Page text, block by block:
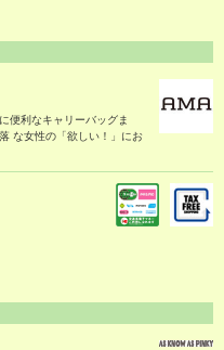
便利なキャリーバッグま
な女性の「欲しい！」にお